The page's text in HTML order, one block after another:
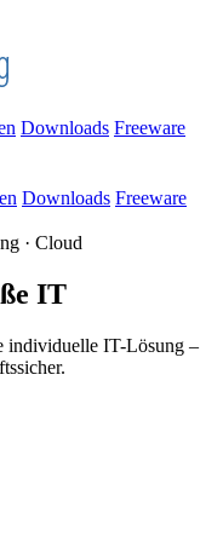
Downloads Freeware
Downloads Freeware
· Cloud
IT
individuelle IT-Lösung –